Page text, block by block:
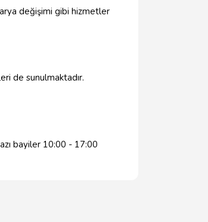
değişimi gibi hizmetler
de sunulmaktadır.
bayiler 10:00 - 17:00